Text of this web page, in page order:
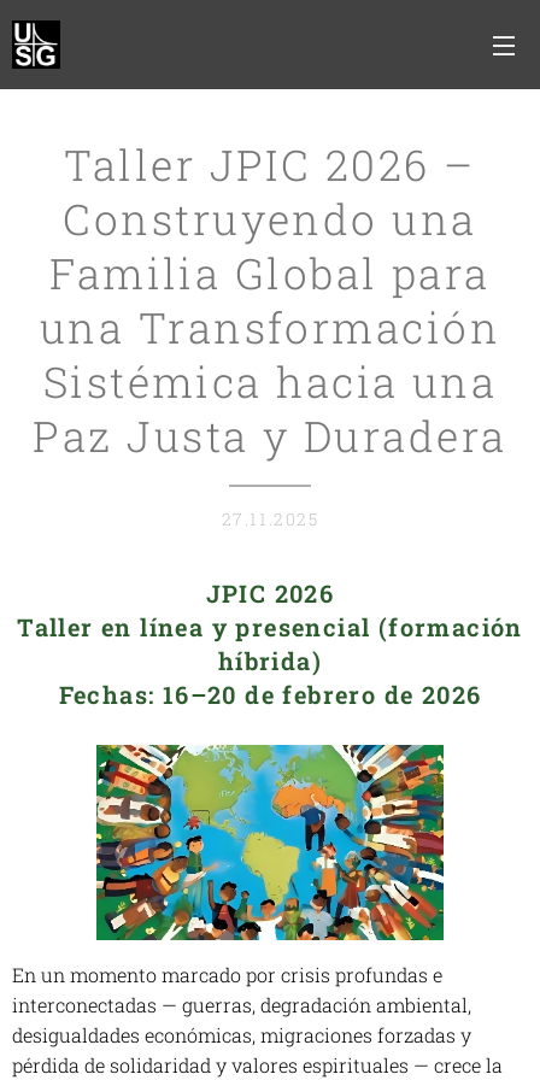
Taller JPIC 2026 –
Construyendo una
Familia Global para
una Transformación
Sistémica hacia una
Paz Justa y Duradera
27.11.2025
JPIC 2026
Taller en línea y presencial (formación
híbrida)
Fechas: 16–20 de febrero de 2026
En un momento marcado por crisis profundas e
interconectadas — guerras, degradación ambiental,
desigualdades económicas, migraciones forzadas y
pérdida de solidaridad y valores espirituales — crece la